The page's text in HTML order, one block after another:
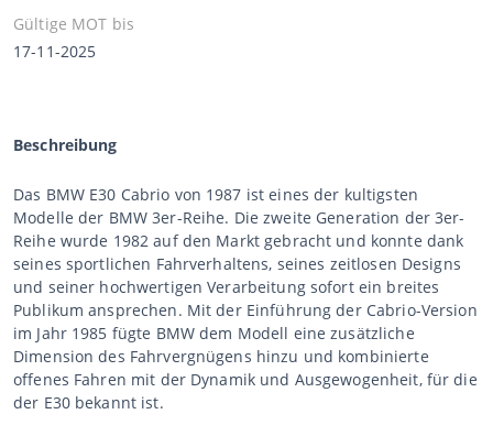
Gültige MOT bis
17-11-2025
Beschreibung
Das BMW E30 Cabrio von 1987 ist eines der kultigsten
Modelle der BMW 3er-Reihe. Die zweite Generation der 3er-
Reihe wurde 1982 auf den Markt gebracht und konnte dank
seines sportlichen Fahrverhaltens, seines zeitlosen Designs
und seiner hochwertigen Verarbeitung sofort ein breites
Publikum ansprechen. Mit der Einführung der Cabrio-Version
im Jahr 1985 fügte BMW dem Modell eine zusätzliche
Dimension des Fahrvergnügens hinzu und kombinierte
offenes Fahren mit der Dynamik und Ausgewogenheit, für die
der E30 bekannt ist.